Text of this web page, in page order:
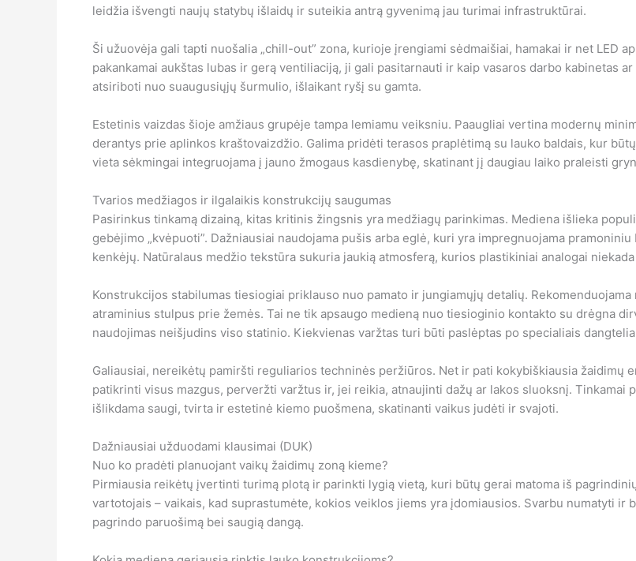
leidžia išvengti naujų statybų išlaidų ir suteikia antrą gyvenimą jau turimai infrastruktūrai.
Ši užuovėja gali tapti nuošalia „chill-out” zona, kurioje įrengiami sėdmaišiai, hamakai ir net LED
pakankamai aukštas lubas ir gerą ventiliaciją, ji gali pasitarnauti ir kaip vasaros darbo kabinetas
atsiriboti nuo suaugusiųjų šurmulio, išlaikant ryšį su gamta.
Estetinis vaizdas šioje amžiaus grupėje tampa lemiamu veiksniu. Paaugliai vertina modernų
derantys prie aplinkos kraštovaizdžio. Galima pridėti terasos praplėtimą su lauko baldais, kur
vieta sėkmingai integruojama į jauno žmogaus kasdienybę, skatinant jį daugiau laiko praleisti
Tvarios medžiagos ir ilgalaikis konstrukcijų saugumas
Pasirinkus tinkamą dizainą, kitas kritinis žingsnis yra medžiagų parinkimas. Mediena išlieka
gebėjimo „kvėpuoti”. Dažniausiai naudojama pušis arba eglė, kuri yra impregnuojama
kenkėjų. Natūralaus medžio tekstūra sukuria jaukią atmosferą, kurios plastikiniai analogai
Konstrukcijos stabilumas tiesiogiai priklauso nuo pamato ir jungiamųjų detalių.
atraminius stulpus prie žemės. Tai ne tik apsaugo medieną nuo tiesioginio kontakto su drėgna
naudojimas neišjudins viso statinio. Kiekvienas varžtas turi būti paslėptas po specialiais
Galiausiai, nereikėtų pamiršti reguliarios techninės peržiūros. Net ir pati kokybiškiausia žaidimų
patikrinti visus mazgus, perveržti varžtus ir, jei reikia, atnaujinti dažų ar lakos sluoksnį. Tinkamai
išlikdama saugi, tvirta ir estetinė kiemo puošmena, skatinanti vaikus judėti ir svajoti.
Dažniausiai užduodami klausimai (DUK)
Nuo ko pradėti planuojant vaikų žaidimų zoną kieme?
Pirmiausia reikėtų įvertinti turimą plotą ir parinkti lygią vietą, kuri būtų gerai matoma iš
vartotojais – vaikais, kad suprastumėte, kokios veiklos jiems yra įdomiausios. Svarbu numatyti
pagrindo paruošimą bei saugią dangą.